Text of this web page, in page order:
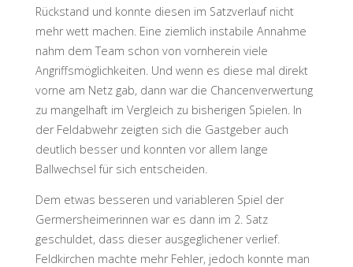
Rückstand und konnte diesen im Satzverlauf nicht
mehr wett machen. Eine ziemlich instabile Annahme
nahm dem Team schon von vornherein viele
Angriffsmöglichkeiten. Und wenn es diese mal direkt
vorne am Netz gab, dann war die Chancenverwertung
zu mangelhaft im Vergleich zu bisherigen Spielen. In
der Feldabwehr zeigten sich die Gastgeber auch
deutlich besser und konnten vor allem lange
Ballwechsel für sich entscheiden.
Dem etwas besseren und variableren Spiel der
Germersheimerinnen war es dann im 2. Satz
geschuldet, dass dieser ausgeglichener verlief.
Feldkirchen machte mehr Fehler, jedoch konnte man